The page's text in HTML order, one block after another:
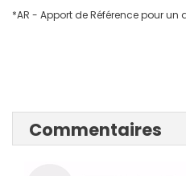
*AR - Apport de Référence pour
Commentaires